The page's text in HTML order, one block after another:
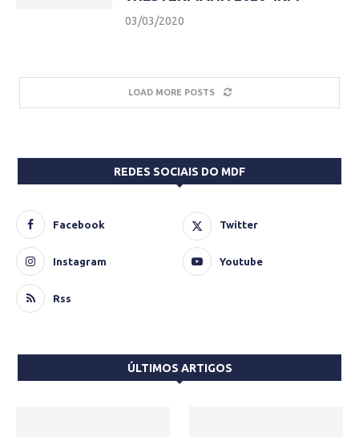
03/03/2020
LOAD MORE POSTS
REDES SOCIAIS DO MDF
Facebook Twitter
Instagram Youtube
Rss
ÚLTIMOS ARTIGOS